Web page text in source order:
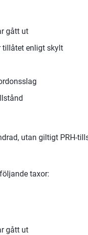
gått ut
tillåtet enligt skylt
utan giltigt PRH-
taxor:
gått ut